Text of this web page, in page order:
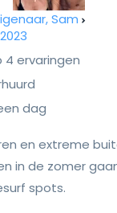
Sam
ervaringen
dag
en extreme
in de zomer
spots.